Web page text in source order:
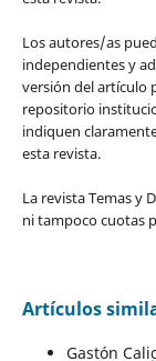
Los autores/as
independientes y
versión del artículo
repositorio
indiquen
esta revista.
La revista Temas y
ni tampoco cuotas
Artículos
Gastón